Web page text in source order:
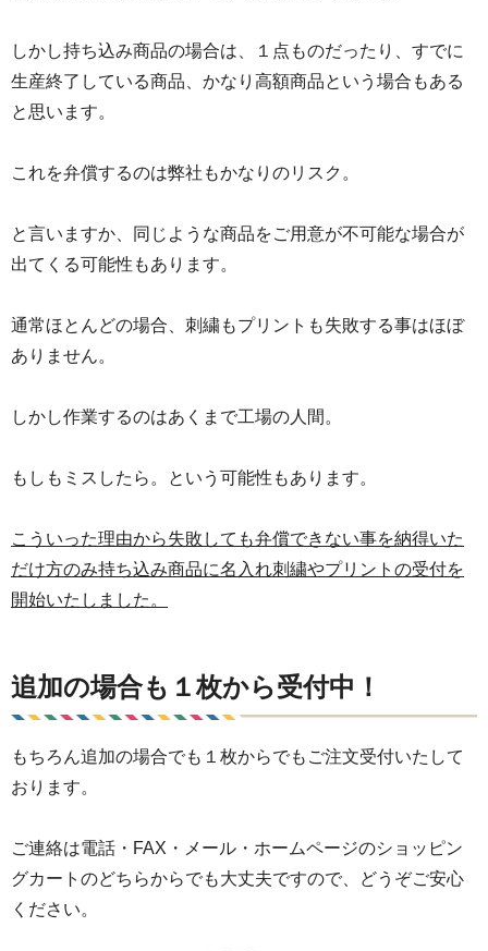
しかし持ち込み商品の場合は、１点ものだったり、すでに
生産終了している商品、かなり高額商品という場合もある
と思います。
これを弁償するのは弊社もかなりのリスク。
と言いますか、同じような商品をご用意が不可能な場合が
出てくる可能性もあります。
通常ほとんどの場合、刺繍もプリントも失敗する事はほぼ
ありません。
しかし作業するのはあくまで工場の人間。
もしもミスしたら。という可能性もあります。
こういった理由から失敗しても弁償できない事を納得いた
だけ方のみ持ち込み商品に名入れ刺繍やプリントの受付を
開始いたしました。
追加の場合も１枚から受付中！
もちろん追加の場合でも１枚からでもご注文受付いたして
おります。
ご連絡は電話・FAX・メール・ホームページのショッピン
グカートのどちらからでも大丈夫ですので、どうぞご安心
ください。